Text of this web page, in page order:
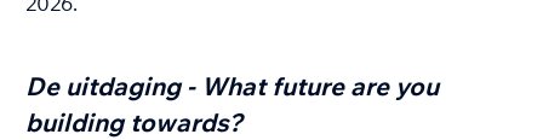
De uitdaging - What future are you
building towards?